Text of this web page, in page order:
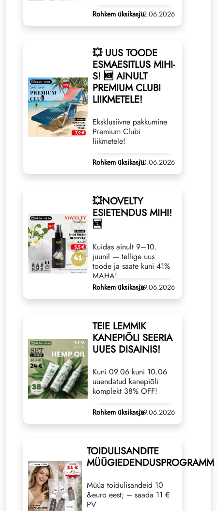
Rohkem üksikasju12.06.2026
💥 UUS TOODE
ESMAESITLUS MIHI-
S! 🆕 AINULT
PREMIUM CLUBI
LIIKMETELE!
Eksklusiivne pakkumine
Premium Clubi
liikmetele!
Rohkem üksikasju10.06.2026
💥NOVELTY
ESIETENDUS MIHI!
🆕
Kuidas ainult 9–10.
juunil — tellige uus
toode ja saate kuni 41%
MAHA!
Rohkem üksikasju09.06.2026
TEIE LEMMIK
KANEPIÕLI SEERIA
UUES DISAINIS!
Kuni 09.06 kuni 10.06
uuendatud kanepiõli
komplekt 38% OFF!
Rohkem üksikasju09.06.2026
TOIDULISANDITE
MÜÜGIEDENDUSPROGRAMM
Müüa toidulisandeid 10
&euro eest; – saada 11 €
PV